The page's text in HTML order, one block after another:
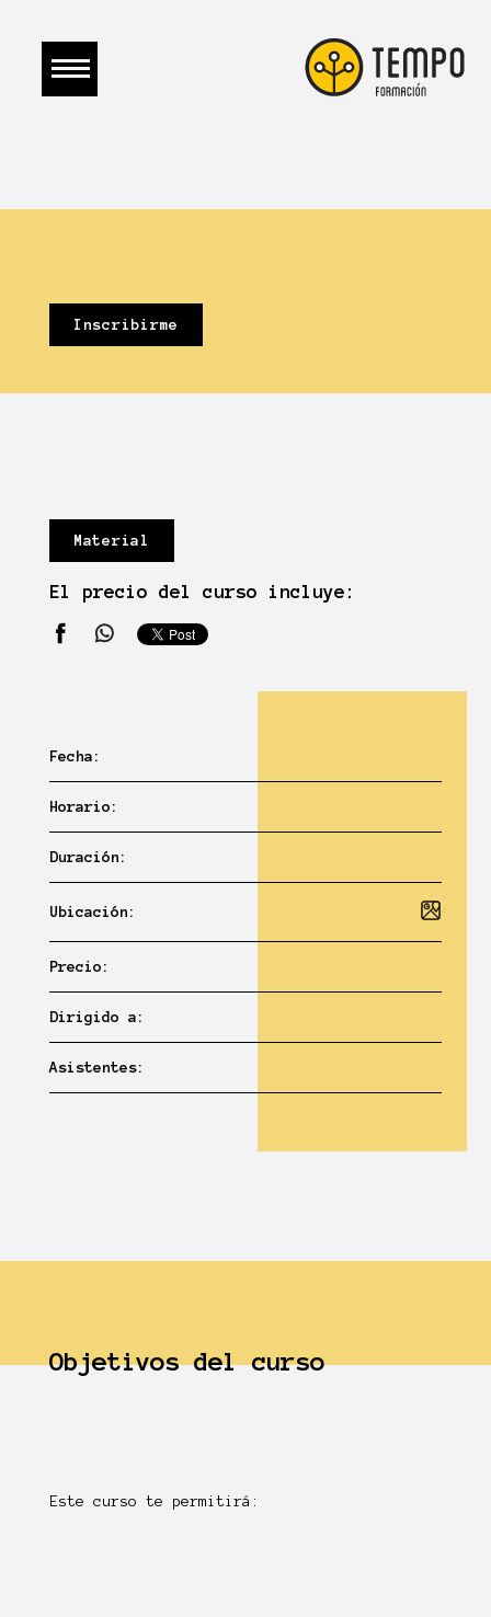
Inscribirme
Material
El precio del curso incluye:
Fecha:
Horario:
Duración:
Ubicación:
Precio:
Dirigido a:
Asistentes:
Objetivos del curso
Este curso te permitirá: